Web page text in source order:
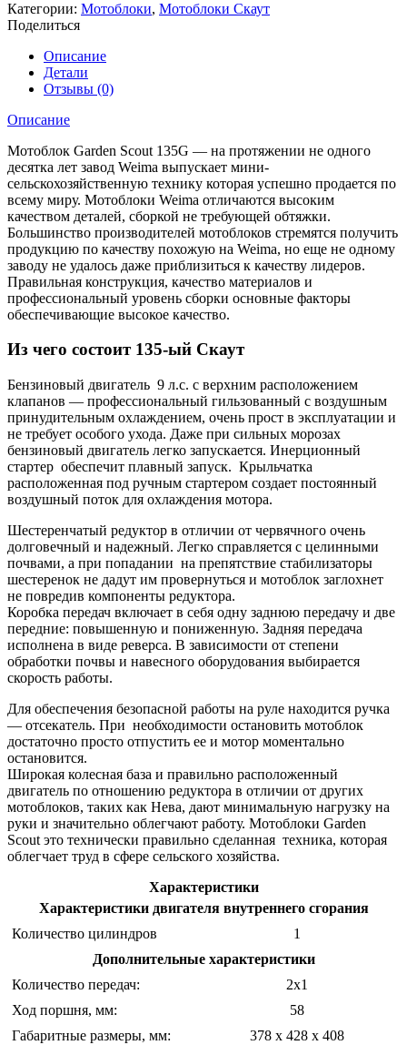
Категории: Мотоблоки, Мотоблоки Скаут
Поделиться
Описание
Детали
Отзывы (0)
Описание
Мотоблок Garden Scout 135G — на протяжении не одного
десятка лет завод Weima выпускает мини-
сельскохозяйственную технику которая успешно продается по
всему миру. Мотоблоки Weima отличаются высоким
качеством деталей, сборкой не требующей обтяжки.
Большинство производителей мотоблоков стремятся получить
продукцию по качеству похожую на Weima, но еще не одному
заводу не удалось даже приблизиться к качеству лидеров.
Правильная конструкция, качество материалов и
профессиональный уровень сборки основные факторы
обеспечивающие высокое качество.
Из чего состоит 135-ый Скаут
Бензиновый двигатель 9 л.с. с верхним расположением
клапанов — профессиональный гильзованный с воздушным
принудительным охлаждением, очень прост в эксплуатации и
не требует особого ухода. Даже при сильных морозах
бензиновый двигатель легко запускается. Инерционный
стартер обеспечит плавный запуск. Крыльчатка
расположенная под ручным стартером создает постоянный
воздушный поток для охлаждения мотора.
Шестеренчатый редуктор в отличии от червячного очень
долговечный и надежный. Легко справляется с целинными
почвами, а при попадании на препятствие стабилизаторы
шестеренок не дадут им провернуться и мотоблок заглохнет
не повредив компоненты редуктора.
Коробка передач включает в себя одну заднюю передачу и две
передние: повышенную и пониженную. Задняя передача
исполнена в виде реверса. В зависимости от степени
обработки почвы и навесного оборудования выбирается
скорость работы.
Для обеспечения безопасной работы на руле находится ручка
— отсекатель. При необходимости остановить мотоблок
достаточно просто отпустить ее и мотор моментально
остановится.
Широкая колесная база и правильно расположенный
двигатель по отношению редуктора в отличии от других
мотоблоков, таких как Нева, дают минимальную нагрузку на
руки и значительно облегчают работу. Мотоблоки Garden
Scout это технически правильно сделанная техника, которая
облегчает труд в сфере сельского хозяйства.
Характеристики
Характеристики двигателя внутреннего сгорания
Количество цилиндров
1
Дополнительные характеристики
Количество передач:
2х1
Ход поршня, мм:
58
Габаритные размеры, мм:
378 x 428 x 408